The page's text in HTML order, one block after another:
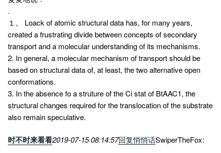
.
１。 Loack of atomic structural data has, for many years,
created a frustrating divide between concepts of secondary
transport and a molecular understanding of its mechanisms.
2. In general, a molecular mechanism of transport should be
based on structural data of, at least, the two alternative open
conformations.
3. In the absence fo a struture of the Ci stat of BtAAC1, the
structural changes required for the translocation of the substrate
also remain speculative.
时不时来看看2019-07-15 08:14:57回复悄悄话SwiperTheFox: